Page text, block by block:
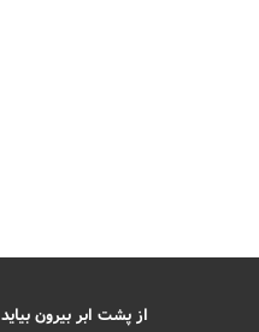
از پشت ابر بیرون بیاید